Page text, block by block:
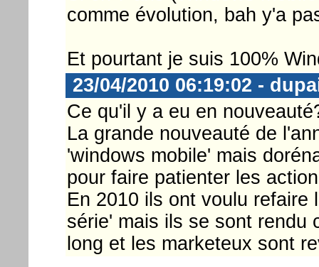
comme évolution, bah y'a
Et pourtant je suis 100%
23/04/2010 06:19:02 -
Ce qu'il y a eu en
La grande nouveauté de
'windows mobile' mais
pour faire patienter les
En 2010 ils ont voulu refaire
série' mais ils se sont rendu
long et les marketeux sont